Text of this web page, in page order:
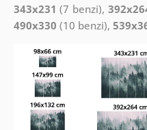
343x231 (7 benzi),
490x330 (10 benzi),